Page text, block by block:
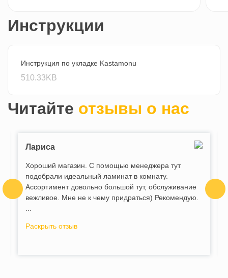
Инструкции
Инструкция по укладке Kastamonu
510.33KB
Читайте отзывы о нас
Лариса
Хороший магазин. С помощью менеджера тут
подобрали идеальный ламинат в комнату.
Ассортимент довольно большой тут, обслуживание
вежливое. Мне не к чему придраться) Рекомендую.
Раскрыть отзыв